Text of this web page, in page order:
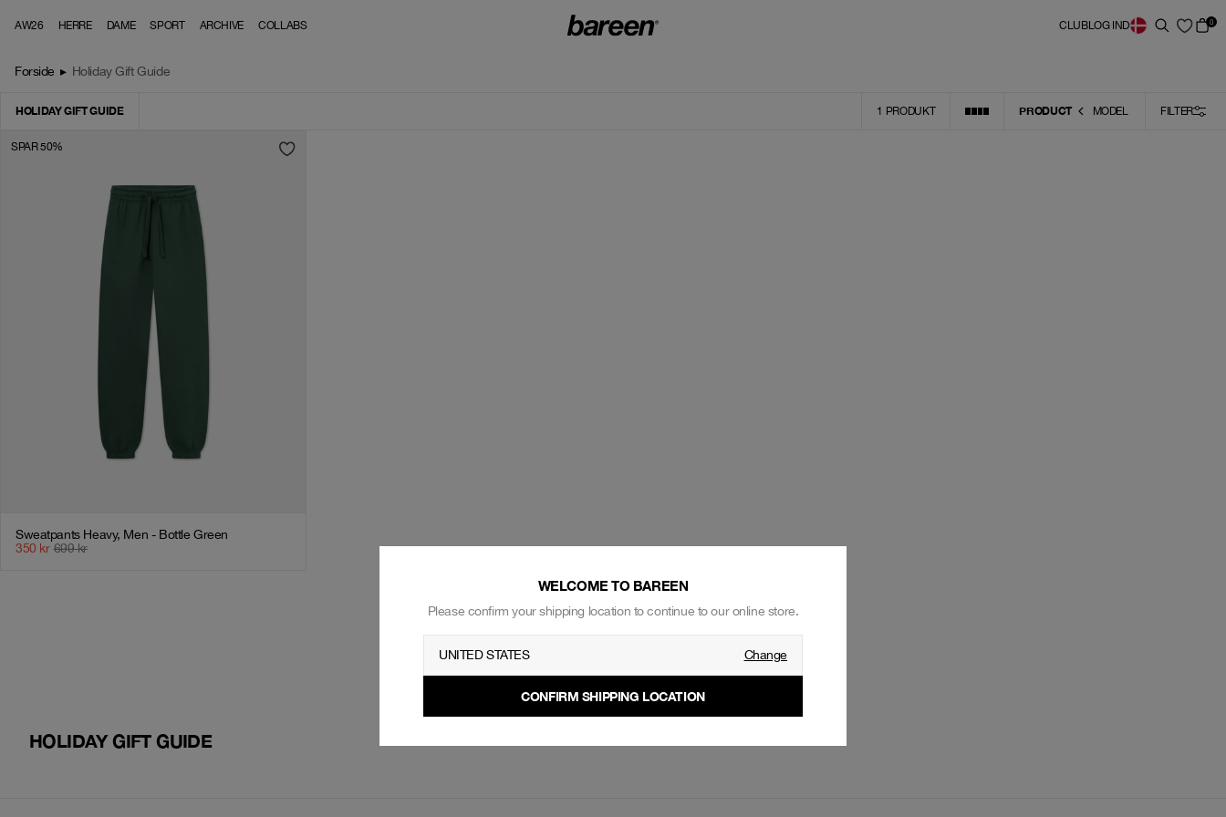
AW26 HERRE DAME SPORT ARCHIVE COLLABS CLUBLOG IND 0
Forside ▸ Holiday Gift Guide
HOLIDAY GIFT GUIDE 1 PRODUKT PRODUCT MODEL FILTER
SPAR 50%
Sweatpants Heavy, Men - Bottle Green
350 kr 699 kr
HOLIDAY GIFT GUIDE
WELCOME TO BAREEN
Please confirm your shipping location to continue to our online store.
UNITED STATES Change
CONFIRM SHIPPING LOCATION